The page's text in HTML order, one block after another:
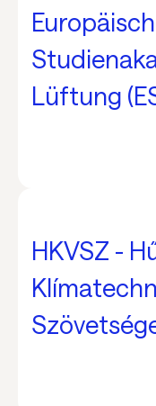
Lüftung
HKVSZ -